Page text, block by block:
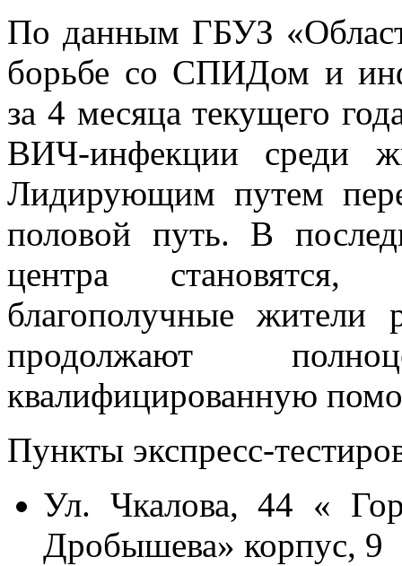
По данным ГБУЗ
борьбе со СПИДом и
за 4 месяца текущего
ВИЧ-инфекции среди
Лидирующим путем
половой путь. В
центра
благополучные жители
продолжают
квалифицированную
Пункты экспресс-
Ул. Чкалова, 44 «
Дробышева» корпус, 9